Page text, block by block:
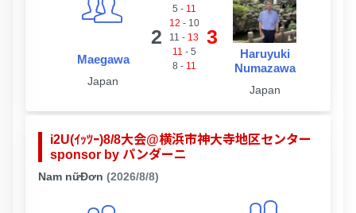
Maegawa
Japan
2
5 - 11
12 - 10
11 - 13
11 - 5
8 - 11
3
Haruyuki
Numazawa
Japan
i2U(ｲｯﾂｰ)8/8大会@横浜市神大寺地区センター
sponsor by パンダーニ
Nam nữĐơn (2026/8/8)